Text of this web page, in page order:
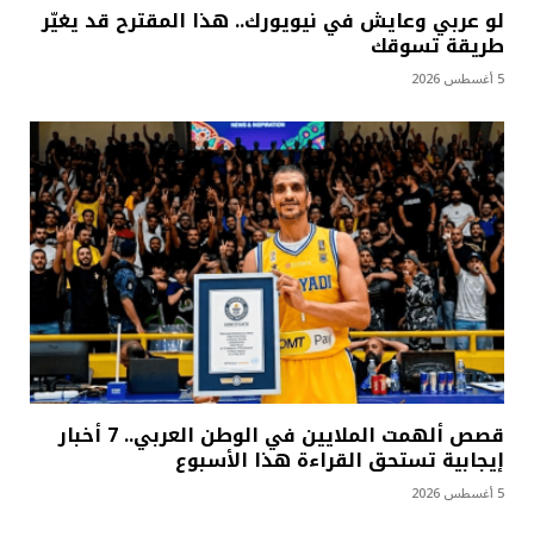
لو عربي وعايش في نيويورك.. هذا المقترح قد يغيّر
طريقة تسوقك
5 أغسطس 2026
قصص ألهمت الملايين في الوطن العربي.. 7 أخبار
إيجابية تستحق القراءة هذا الأسبوع
5 أغسطس 2026